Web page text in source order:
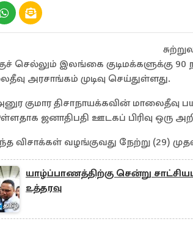
செல்லும் இலங்கை குடிமக்களுக்கு
அரசாங்கம் முடிவு செய்துள்ளது.
குமார திசாநாயக்கவின்
ஜனாதிபதி ஊடகப் பிரிவு ஒரு
விசாக்கள் வழங்குவது நேற்று (29)
யாழ்ப்பாணத்திற்கு சென்று
உத்தரவு